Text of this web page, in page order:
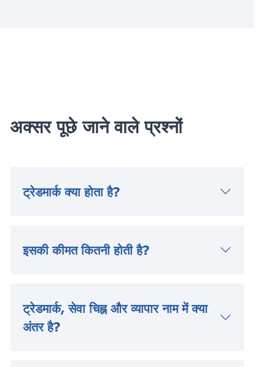
अक्सर पूछे जाने वाले प्रश्नों
ट्रेडमार्क क्या होता है?
इसकी कीमत कितनी होती है?
ट्रेडमार्क, सेवा चिह्न और व्यापार नाम में क्या
अंतर है?